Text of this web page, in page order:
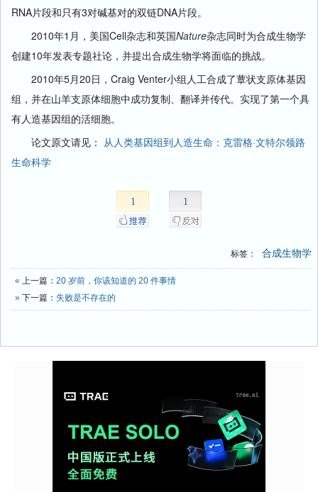
RNA片段和只有3对碱基对的双链DNA片段。
2010年1月，美国Cell杂志和英国Nature杂志同时为合成生物学
创建10年发表专题社论，并提出合成生物学将面临的挑战。
2010年5月20日，Craig Venter小组人工合成了蕈状支原体基因
组，并在山羊支原体细胞中成功复制、翻译并传代。实现了第一个具
有人造基因组的活细胞。
论文原文请见： 从人类基因组到人造生命：克雷格·文特尔领路
生命科学
1 1
标签： 合成生物学
« 上一篇： 20 岁前，你该知道的 20 件事情
» 下一篇： 失败是不存在的